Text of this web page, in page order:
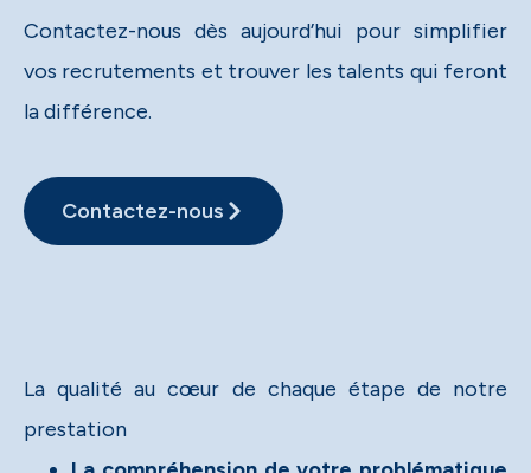
Contactez-nous dès aujourd’hui pour simplifier
vos recrutements et trouver les talents qui feront
la différence.​
Contactez-nous
La qualité au cœur de chaque étape de notre
prestation​